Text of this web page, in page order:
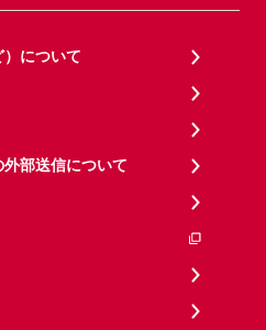
について
部送信について